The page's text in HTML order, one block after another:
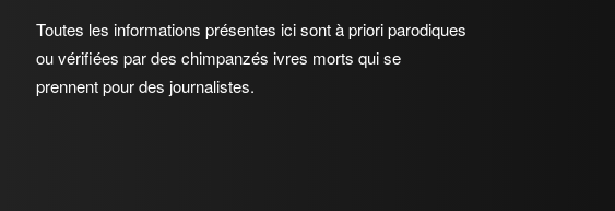
Toutes les informations présentes ici sont à priori parodiques
ou vérifiées par des chimpanzés ivres morts qui se
prennent pour des journalistes.